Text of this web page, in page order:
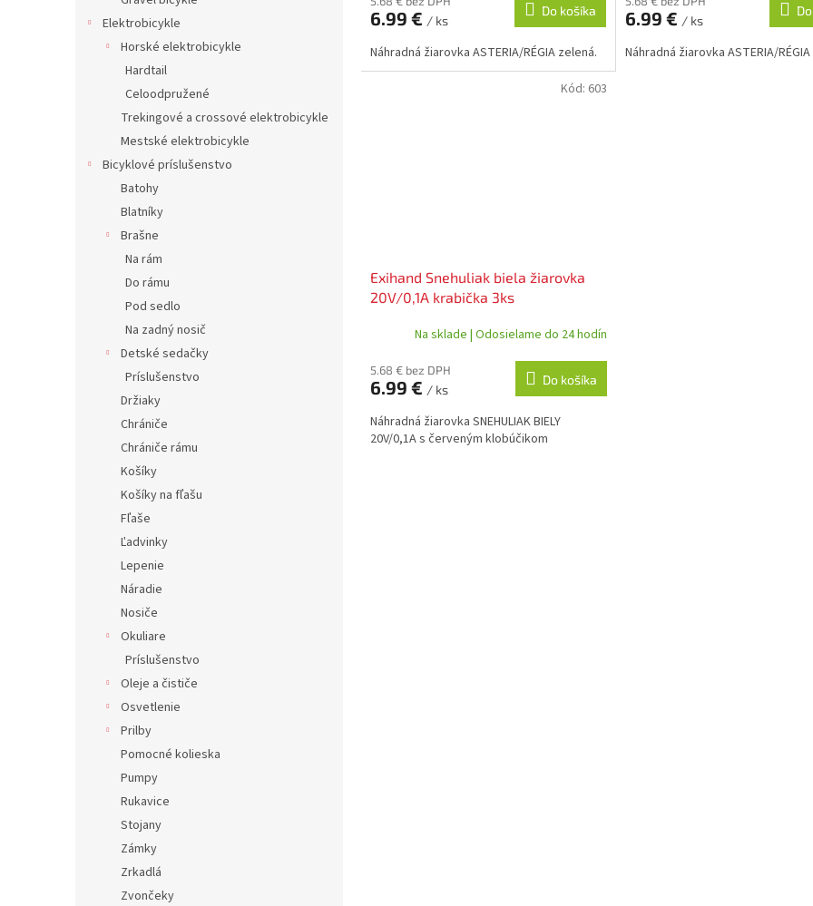
Elektrobicykle
Horské elektrobicykle
Hardtail
Celoodpružené
Trekingové a crossové elektrobicykle
Mestské elektrobicykle
Bicyklové príslušenstvo
Batohy
Blatníky
Brašne
Na rám
Do rámu
Pod sedlo
Na zadný nosič
Detské sedačky
Príslušenstvo
Držiaky
Chrániče
Chrániče rámu
Košíky
Košíky na fľašu
Fľaše
Ľadvinky
Lepenie
Náradie
Nosiče
Okuliare
Príslušenstvo
Oleje a čističe
Osvetlenie
Prilby
Pomocné kolieska
Pumpy
Rukavice
Stojany
Zámky
Zrkadlá
Zvončeky
6.99 € / ks
Do košíka
Náhradná žiarovka ASTERIA/RÉGIA zelená.
6.99 € / ks
Náhradná žiarovka ASTERIA/
Exihand Snehuliak biela žiarovka
20V/0,1A krabička 3ks
Na sklade | Odosielame do 24 hodín
5.68 € bez DPH
6.99 € / ks
Do košíka
Náhradná žiarovka SNEHULIAK BIELY
20V/0,1A s červeným klobúčikom
Kód: 603